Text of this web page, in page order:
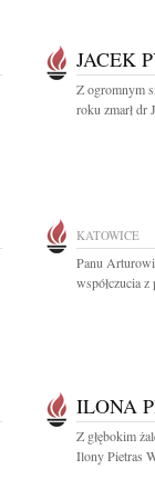
JACEK
Z ogromnym
roku zmarł dr
KATOWICE
Panu
współczucia
ILONA
Z głębokim
Ilony Pietras